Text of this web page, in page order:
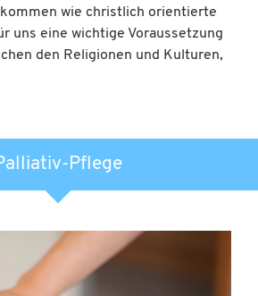
wie christlich orientierte
uns eine wichtige Voraussetzung
den Religionen und Kulturen,
Pflege